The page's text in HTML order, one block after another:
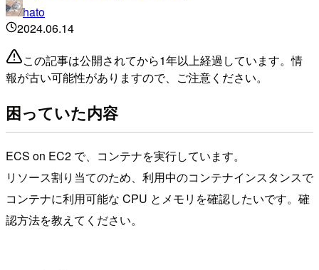
hato
2024.06.14
この記事は公開されてから1年以上経過しています。情
報が古い可能性がありますので、ご注意ください。
困っていた内容
ECS on EC2 で、コンテナを実行しています。
リソース割り当てのため、利用中のコンテナインスタンスで
コンテナに利用可能な CPU とメモリを確認したいです。確
認方法を教えてください。